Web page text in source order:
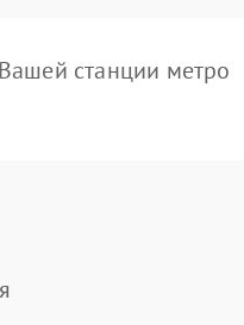
станции метро